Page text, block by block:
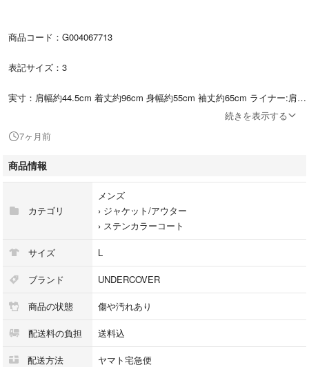
商品コード：G004067713
表記サイズ：3
実寸：肩幅約44.5cm 着丈約96cm 身幅約55cm 袖丈約65cm ライナー:肩幅
カラー：ダークブルー（ネイビー）系
コンディション：USED品となりますので、使用感があり、全体的に毛羽
右袖口に汚れ・ボタンの欠けが見られます。
素材：表地・ウール50％、コットン37％、ナイロン13％、裏地・コットン
100％、ライナー：表地・ナイロン100％、中綿・ポリエステル100％、裏
※当アカウントはラクマ公式ストアとなります為、お値下げ等のご対応は
続きを表示する
7ヶ月前
商品情報
カテゴリ
メンズ
› ジャケット/アウター
› ステンカラーコート
サイズ L
ブランド UNDERCOVER
商品の状態 傷や汚れあり
配送料の負担 送料込
配送方法 ヤマト宅急便